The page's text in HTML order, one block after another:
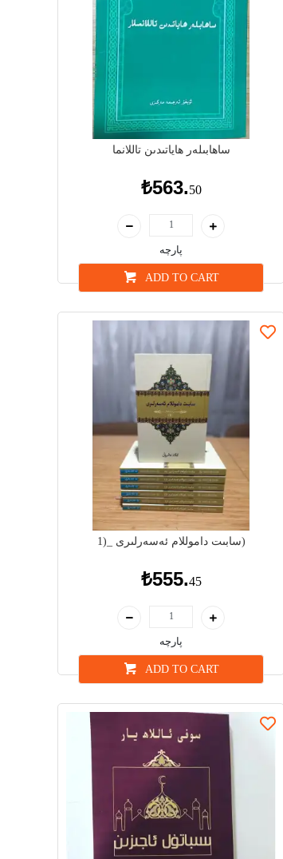
ساھابىلەر ھاياتىدىن تاللانما
₺563.50
پارچە
ADD TO CART
سابىت داموللام ئەسەرلىرى _(1)
₺555.45
پارچە
ADD TO CART